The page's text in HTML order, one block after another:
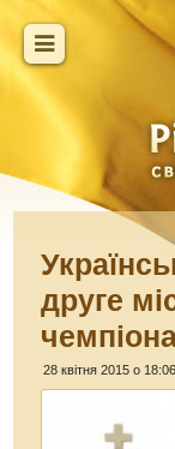
друге
28 квітня 2015 о 18:06